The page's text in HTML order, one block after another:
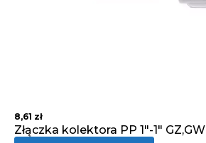
8,61 zł
Złączka kolektora PP 1"-1" GZ,GW